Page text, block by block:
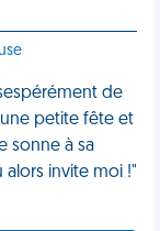
de
petite fête et
sonne à sa
alors invite moi !"